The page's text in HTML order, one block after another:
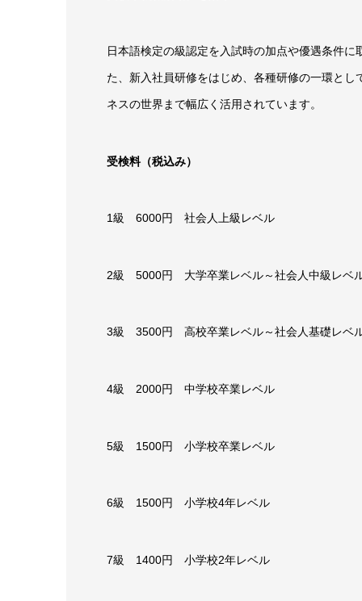
日本語検定の級認定を入試時の加点や優遇条件
た、新入社員研修をはじめ、各種研修の一環と
ネスの世界まで幅広く活用されています。
受検料（税込み）
1級 6000円 社会人上級レベル
2級 5000円 大学卒業レベル～社会人中級レベ
3級 3500円 高校卒業レベル～社会人基礎レベ
4級 2000円 中学校卒業レベル
5級 1500円 小学校卒業レベル
6級 1500円 小学校4年レベル
7級 1400円 小学校2年レベル